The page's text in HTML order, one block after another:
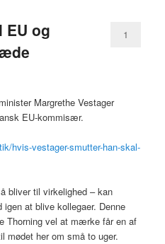
EU og
1
Margrethe Vestager
EU-kommisær.
hvis-vestager-smutter-han-skal-
bliver til virkelighed – kan
igen at blive kollegaer. Denne
Thorning vel at mærke får en af
mødet her om små to uger.